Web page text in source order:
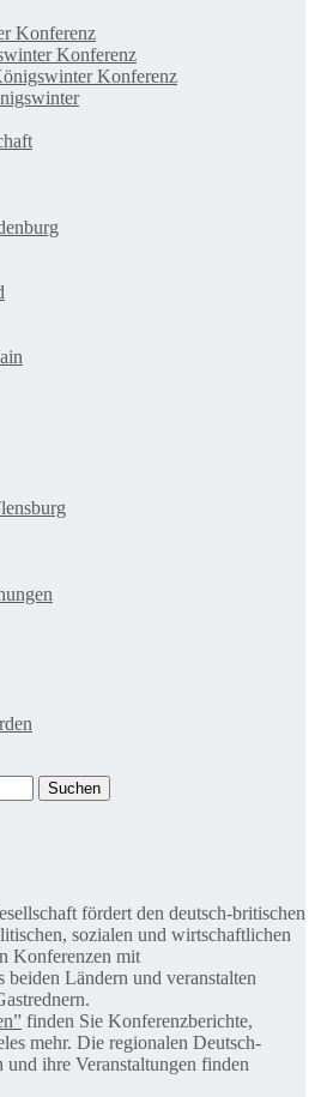
Konferenz
Konferenz
Konferenz
fördert den deutsch-britischen
sozialen und wirtschaftlichen
Konferenzen mit
beiden Ländern und veranstalten
finden Sie Konferenzberichte,
mehr. Die regionalen Deutsch-
und ihre Veranstaltungen finden